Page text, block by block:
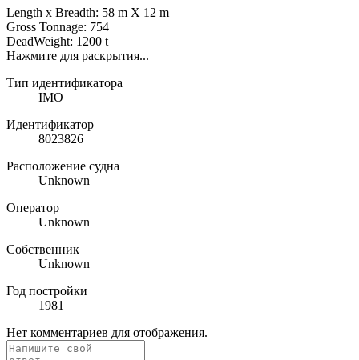
Length x Breadth: 58 m X 12 m
Gross Tonnage: 754
DeadWeight: 1200 t
Нажмите для раскрытия...
Тип идентификатора
IMO
Идентификатор
8023826
Расположение судна
Unknown
Оператор
Unknown
Собственник
Unknown
Год постройки
1981
Нет комментариев для отображения.